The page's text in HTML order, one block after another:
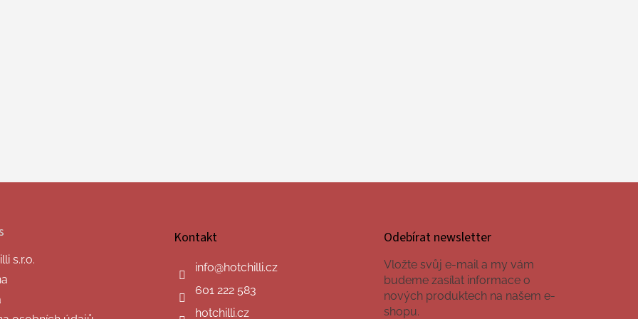
s.r.o.
Kontakt
info@hotchilli.cz
601 222 583
hotchilli.cz
Odebírat newsletter
Vložte svůj e-mail a my vám
budeme zasílat informace o
nových produktech na našem e-
shopu.